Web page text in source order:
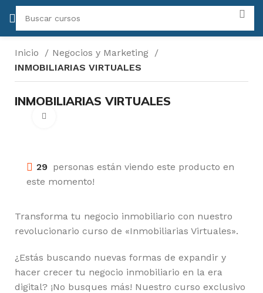
Inicio
Negocios y Marketing
INMOBILIARIAS VIRTUALES
INMOBILIARIAS VIRTUALES
29 personas están viendo este producto en
este momento!
Transforma tu negocio inmobiliario con nuestro
revolucionario curso de «Inmobiliarias Virtuales».
¿Estás buscando nuevas formas de expandir y
hacer crecer tu negocio inmobiliario en la era
digital? ¡No busques más! Nuestro curso exclusivo